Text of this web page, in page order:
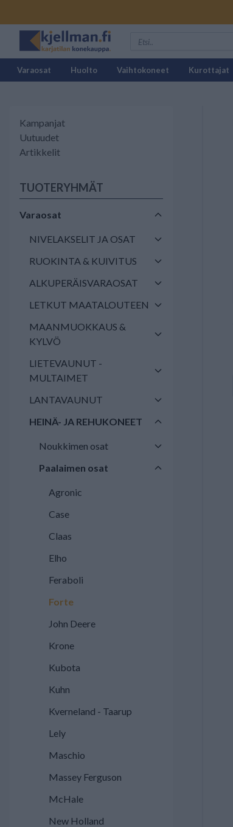
Varaosat Huolto Vaihtokoneet Kurottajat
Kampanjat
Uutuudet
Artikkelit
TUOTERYHMÄT
Varaosat
NIVELAKSELIT JA OSAT
RUOKINTA & KUIVITUS
ALKUPERÄISVARAOSAT
LETKUT MAATALOUTEEN
MAANMUOKKAUS &
KYLVÖ
LIETEVAUNUT -
MULTAIMET
LANTAVAUNUT
HEINÄ- JA REHUKONEET
Noukkimen osat
Paalaimen osat
Agronic
Case
Claas
Elho
Feraboli
Forte
John Deere
Krone
Kubota
Kuhn
Kverneland - Taarup
Lely
Maschio
Massey Ferguson
McHale
New Holland